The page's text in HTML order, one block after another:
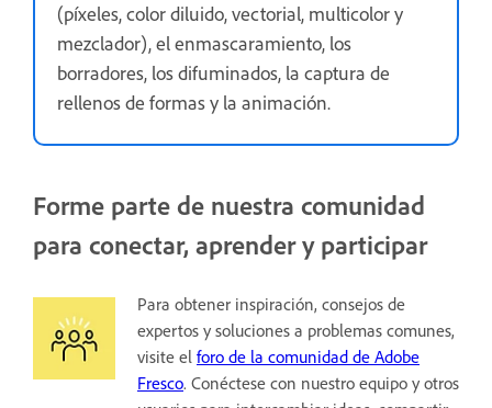
(píxeles, color diluido, vectorial, multicolor y
mezclador), el enmascaramiento, los
borradores, los difuminados, la captura de
rellenos de formas y la animación.
Forme parte de nuestra comunidad
para conectar, aprender y participar
Para obtener inspiración, consejos de
expertos y soluciones a problemas comunes,
visite el foro de la comunidad de Adobe
Fresco. Conéctese con nuestro equipo y otros